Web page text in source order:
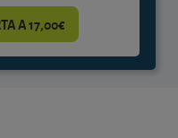
A 17,00€